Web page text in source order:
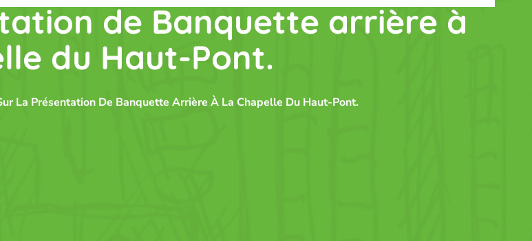
de Banquette arrière à
du Haut-Pont.
La Présentation De Banquette Arrière À La Chapelle Du Haut-Pont.